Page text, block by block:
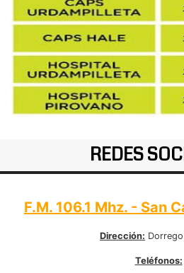
REDES
F.M. 106.1 Mhz. - San
Dirección:
Teléfonos: